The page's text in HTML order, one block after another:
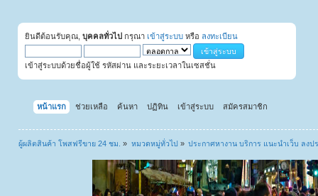
ยินดีต้อนรับคุณ, บุคคลทั่วไป กรุณา เข้าสู่ระบบ หรือ ลงทะเบียน
เข้าสู่ระบบด้วยชื่อผู้ใช้ รหัสผ่าน และระยะเวลาในเซสชั่น
หน้าแรก ช่วยเหลือ ค้นหา ปฏิทิน เข้าสู่ระบบ สมัครสมาชิก
ผู้ผลิตสินค้า โพสฟรีขาย 24 ชม. » หมวดหมู่ทั่วไป » ประกาศหางาน บริการ แนะนำเว็บ ลงป